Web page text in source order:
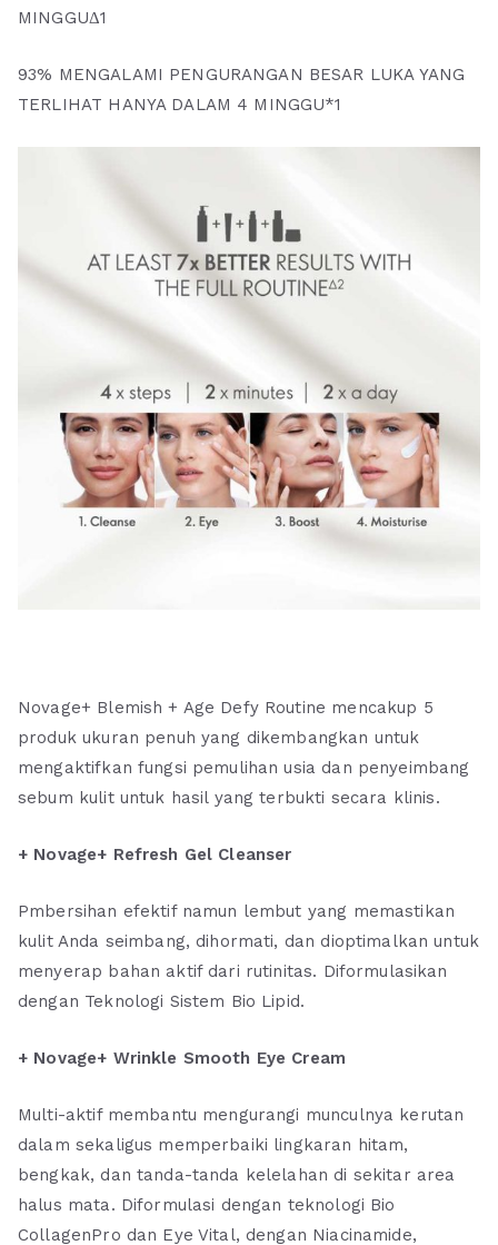
MINGGUΔ1
93% MENGALAMI PENGURANGAN BESAR LUKA YANG
TERLIHAT HANYA DALAM 4 MINGGU*1
Novage+ Blemish + Age Defy Routine mencakup 5
produk ukuran penuh yang dikembangkan untuk
mengaktifkan fungsi pemulihan usia dan penyeimbang
sebum kulit untuk hasil yang terbukti secara klinis.
+ Novage+ Refresh Gel Cleanser
Pmbersihan efektif namun lembut yang memastikan
kulit Anda seimbang, dihormati, dan dioptimalkan untuk
menyerap bahan aktif dari rutinitas. Diformulasikan
dengan Teknologi Sistem Bio Lipid.
+ Novage+ Wrinkle Smooth Eye Cream
Multi-aktif membantu mengurangi munculnya kerutan
dalam sekaligus memperbaiki lingkaran hitam,
bengkak, dan tanda-tanda kelelahan di sekitar area
halus mata. Diformulasi dengan teknologi Bio
CollagenPro dan Eye Vital, dengan Niacinamide,